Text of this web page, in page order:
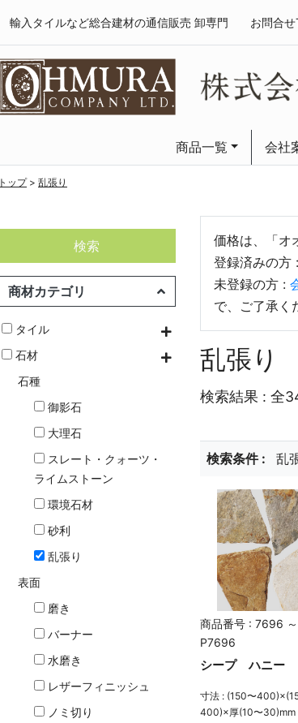
輸入タイルなど総合建材の通信販売 卸専門 お問合
商品一覧 会社
トップ> 乱張り
検索
商材カテゴリ
タイル
石材
石種
御影石
大理石
スレート・クォーツ・
ライムストーン
環境石材
砂利
乱張り
表面
磨き
バーナー
水磨き
レザーフィニッシュ
ノミ切り
価格は、「オ
登録済みの方 :
未登録の方 :
で、ご了承く
乱張り
検索結果 : 全
検索条件 : 乱
商品番号 : 7696 ～
P7696
シープ ハニー
寸法 : (150〜
400)×厚(10〜30)mm